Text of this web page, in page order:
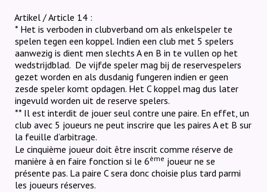
Artikel / Article 14 :
* Het is verboden in clubverband om als enkelspeler te
spelen tegen een koppel. Indien een club met 5 spelers
aanwezig is dient men slechts A en B in te vullen op het
wedstrijdblad. De vijfde speler mag bij de reservespelers
gezet worden en als dusdanig fungeren indien er geen
zesde speler komt opdagen. Het C koppel mag dus later
ingevuld worden uit de reserve spelers.
** Il est interdit de jouer seul contre une paire. En effet, un
club avec 5 joueurs ne peut inscrire que les paires A et B sur
la feuille d’arbitrage.
Le cinquième joueur doit être inscrit comme réserve de
manière à en faire fonction si le 6ème joueur ne se
présente pas. La paire C sera donc choisie plus tard parmi
les joueurs réserves.